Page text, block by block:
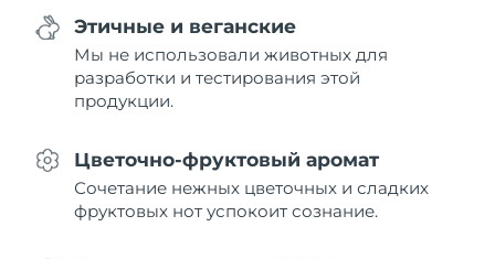
Этичные и веганские
Мы не использовали животных для
разработки и тестирования этой
продукции.
Цветочно-фруктовый аромат
Сочетание нежных цветочных и сладких
фруктовых нот успокоит сознание.
Нидерланды
Ожидаемая дата доставки
Норвегия
Ожидаемая дата доставки